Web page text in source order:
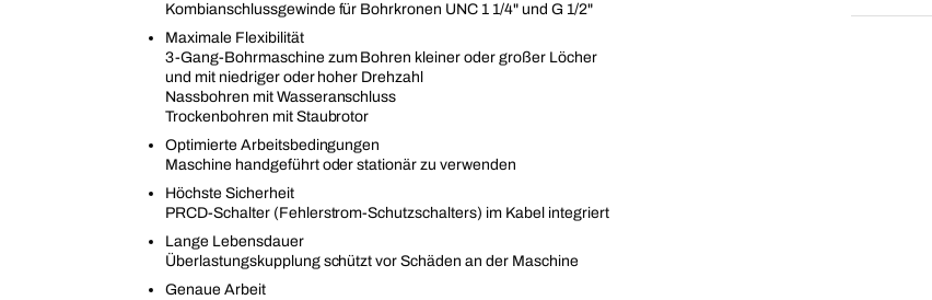
Kombianschlussgewinde für Bohrkronen UNC 1 1/4" und G 1/2"
Maximale Flexibilität
3-Gang-Bohrmaschine zum Bohren kleiner oder großer Löcher
und mit niedriger oder hoher Drehzahl
Nassbohren mit Wasseranschluss
Trockenbohren mit Staubrotor
Optimierte Arbeitsbedingungen
Maschine handgeführt oder stationär zu verwenden
Höchste Sicherheit
PRCD-Schalter (Fehlerstrom-Schutzschalters) im Kabel integriert
Lange Lebensdauer
Überlastungskupplung schützt vor Schäden an der Maschine
Genaue Arbeit